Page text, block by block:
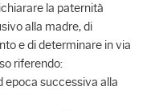
la paternità
alla madre, di
e di determinare in via
riferendo:
successiva alla